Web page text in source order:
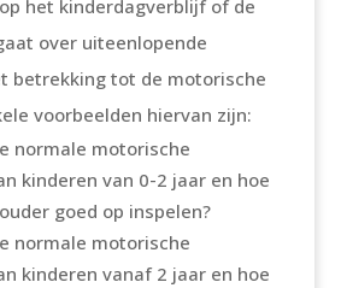
het kinderdagverblijf of de
over uiteenlopende
betrekking tot de motorische
voorbeelden hiervan zijn:
normale motorische
kinderen van 0-2 jaar en hoe
goed op inspelen?
normale motorische
kinderen vanaf 2 jaar en hoe